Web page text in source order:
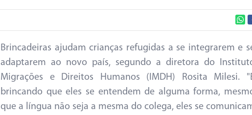
Brincadeiras ajudam crianças refugidas a se integrarem e
adaptarem ao novo país, segundo a diretora do
Migrações e Direitos Humanos (IMDH) Rosita Milesi.
brincando que eles se entendem de alguma forma,
que a língua não seja a mesma do colega, eles se